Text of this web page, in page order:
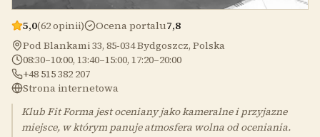
5,0(62 opinii) Ocena portalu7,8
Pod Blankami 33, 85-034 Bydgoszcz, Polska
08:30–10:00, 13:40–15:00, 17:20–20:00
+48 515 382 207
Strona internetowa
Klub Fit Forma jest oceniany jako kameralne i przyjazne
miejsce, w którym panuje atmosfera wolna od oceniania.